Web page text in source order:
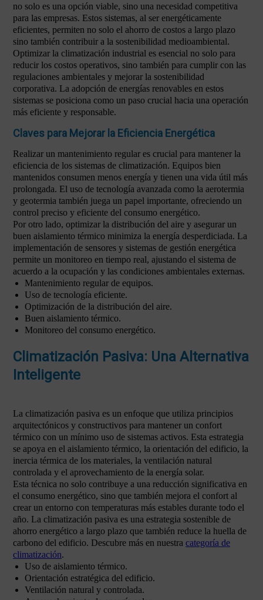
no solo es una opción viable, sino una necesidad competitiva
para las empresas. Estos sistemas, al ser energéticamente
eficientes, permiten no solo el ahorro de costos a largo plazo
sino también contribuir a la sostenibilidad medioambiental.
Optimizar la climatización industrial es esencial no solo para
reducir los costos operativos, sino también para cumplir con las
regulaciones ambientales y mejorar la sostenibilidad
corporativa. La adopción de energías renovables en estos
sistemas se posiciona como un paso crucial hacia una operación
más eficiente y responsable.
Claves para Mejorar la Eficiencia Energética
Realizar un mantenimiento regular es crucial para mantener la
eficiencia de los sistemas de climatización. Equipos bien
mantenidos consumen menos energía y tienen una vida útil más
prolongada. El uso de tecnología avanzada como la aerotermia
y geotermia también juega un papel importante, ofreciendo un
control preciso y eficiente del consumo energético.
Por otro lado, optimizar la distribución del aire y asegurar un
buen aislamiento térmico minimiza la energía desperdiciada. La
implementación de sensores y sistemas de gestión energética
permite un monitoreo en tiempo real, ajustando el sistema de
acuerdo a la ocupación y las condiciones ambientales externas.
Mantenimiento regular de equipos.
Uso de tecnología eficiente.
Optimización de la distribución del aire.
Buen aislamiento térmico.
Monitoreo del consumo energético.
Climatización Pasiva: Una Alternativa
Inteligente
La climatización pasiva es un enfoque que utiliza principios
arquitectónicos y constructivos para mantener un confort
térmico con un mínimo uso de sistemas activos. Esta estrategia
se apoya en el aislamiento térmico, la orientación del edificio, la
inercia térmica de los materiales, la ventilación natural
controlada y el aprovechamiento de la energía solar.
Esta técnica no solo contribuye a una reducción significativa en
el consumo energético, sino que también mejora el confort al
crear un entorno con temperaturas más estables durante todo el
año. La climatización pasiva es una estrategia sostenible de
ahorro energético a largo plazo que también reduce la huella de
carbono del edificio. Descubre más en nuestra categoría de
climatización.
Uso de aislamiento térmico.
Orientación estratégica del edificio.
Ventilación natural y controlada.